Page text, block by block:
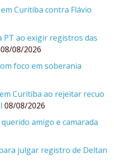
Curitiba contra Flávio
PT ao exigir registros das
08/08/2026
foco em soberania
Curitiba ao rejeitar recuo
08/08/2026
amigo e camarada
julgar registro de Deltan